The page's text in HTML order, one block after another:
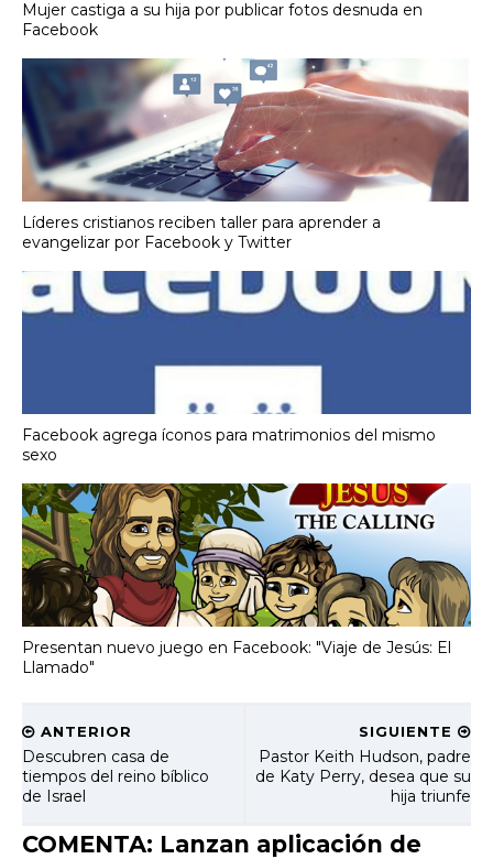
Mujer castiga a su hija por publicar fotos desnuda en
Facebook
Líderes cristianos reciben taller para aprender a
evangelizar por Facebook y Twitter
Facebook agrega íconos para matrimonios del mismo
sexo
Presentan nuevo juego en Facebook: "Viaje de Jesús: El
Llamado"
SIGUIENTE
Pastor Keith Hudson, padre
de Katy Perry, desea que su
hija triunfe
ANTERIOR
Descubren casa de
tiempos del reino bíblico
de Israel
COMENTA: Lanzan aplicación de